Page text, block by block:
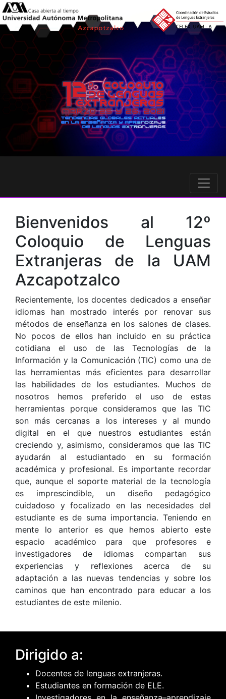
Bienvenidos al 12º
Coloquio de Lenguas
Extranjeras de la UAM
Azcapotzalco
Recientemente, los docentes dedicados a enseñar
idiomas han mostrado interés por renovar sus
métodos de enseñanza en los salones de clases.
No pocos de ellos han incluido en su práctica
cotidiana el uso de las Tecnologías de la
Información y la Comunicación (TIC) como una de
las herramientas más eficientes para desarrollar
las habilidades de los estudiantes. Muchos de
nosotros hemos preferido el uso de estas
herramientas porque consideramos que las TIC
son más cercanas a los intereses y al mundo
digital en el que nuestros estudiantes están
creciendo y, asimismo, consideramos que las TIC
ayudarán al estudiantado en su formación
académica y profesional. Es importante recordar
que, aunque el soporte material de la tecnología
es imprescindible, un diseño pedagógico
cuidadoso y focalizado en las necesidades del
estudiante es de suma importancia. Teniendo en
mente lo anterior es que hemos abierto este
espacio académico para que profesores e
investigadores de idiomas compartan sus
experiencias y reflexiones acerca de su
adaptación a las nuevas tendencias y sobre los
caminos que han encontrado para educar a los
estudiantes de este milenio.
Dirigido a:
Docentes de lenguas extranjeras.
Estudiantes en formación de ELE.